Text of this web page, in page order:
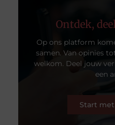
Ontdek,
Op ons platform
samen. Van opinies
welkom. Deel jouw
een
Start